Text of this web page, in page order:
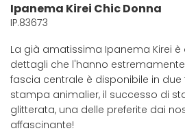
Ipanema Kirei Chic Donna
IP.83673
La già amatissima Ipanema Kirei
dettagli che l'hanno
fascia centrale è disponibile in due
stampa animalier, il successo di
glitterata, una delle preferite dai
affascinante!